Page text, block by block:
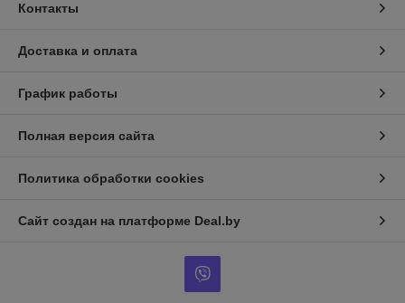
Контакты
Доставка и оплата
График работы
Полная версия сайта
Политика обработки cookies
Сайт создан на платформе Deal.by